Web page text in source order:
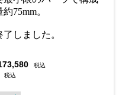
75mm。
しました。
税込
税込